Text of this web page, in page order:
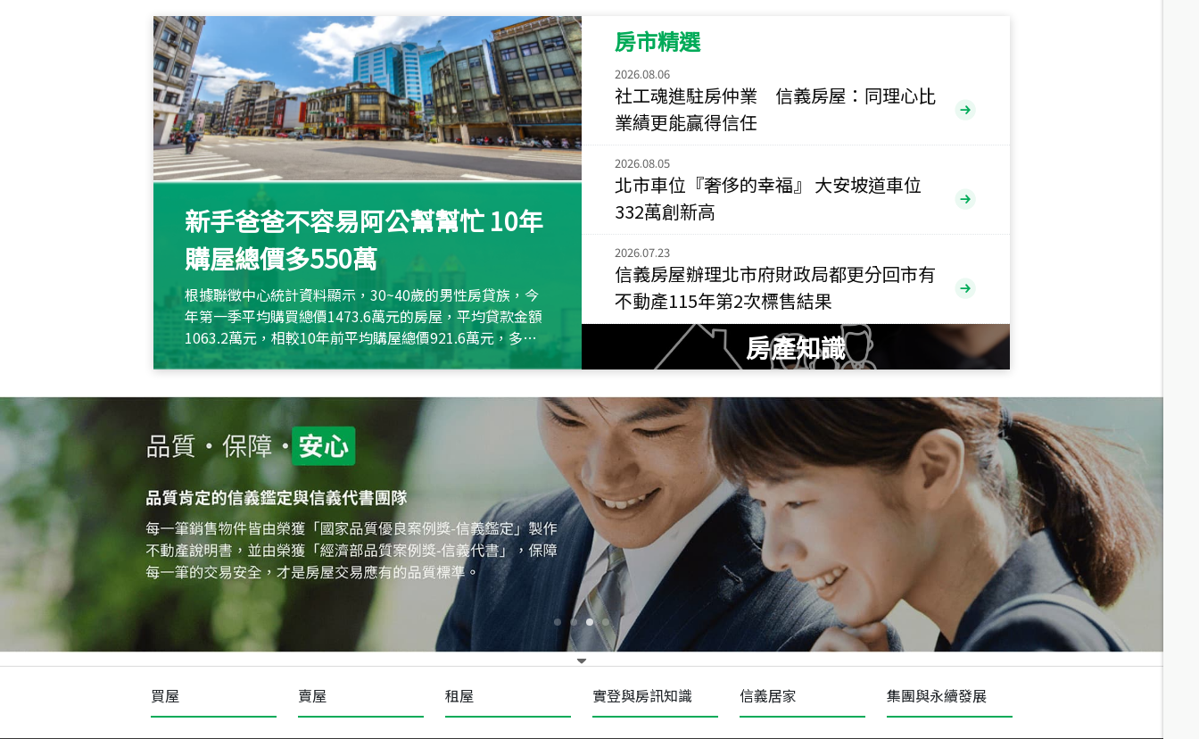
115
新北市永和區環河西路二段
115年07月 成交
央央 5,800萬
115年
小西華 1,938萬
115年07月 成交
捷豹
台北市中山區長春路
115年07月 成交
十泉十美
台北市北投區光明路
總價
1,020萬
年 07 月 成交
四維天廈
新竹市新竹市四維路
總價
490萬
115 月 成交
菁英典藏
新竹市新竹市慈祥路
新手爸爸不容易阿公幫幫忙 10年
購屋總價多550萬
根據聯徵中心統計資料顯示，30~40歲的男性房貸族，今
年第一季平均購買總價1473.6萬元的房屋，平均貸款金額
1063.2萬元，相較10年前平均購屋總價921.6萬元，多出
約550萬元，且貸款金額也多
房市精選
2026.08.06
社工魂進駐房仲業 信義房屋：同理心比
業績更能贏得信任
2026.08.05
北市車位『奢侈的幸福』 大安坡道車位
332萬創新高
2026.07.23
信義房屋辦理北市府財政局都更分回市有
不動產115年第2次標售結果
房產知識
買屋 賣屋 租屋 實登與房訊知識 信義居家 集團與永續發展